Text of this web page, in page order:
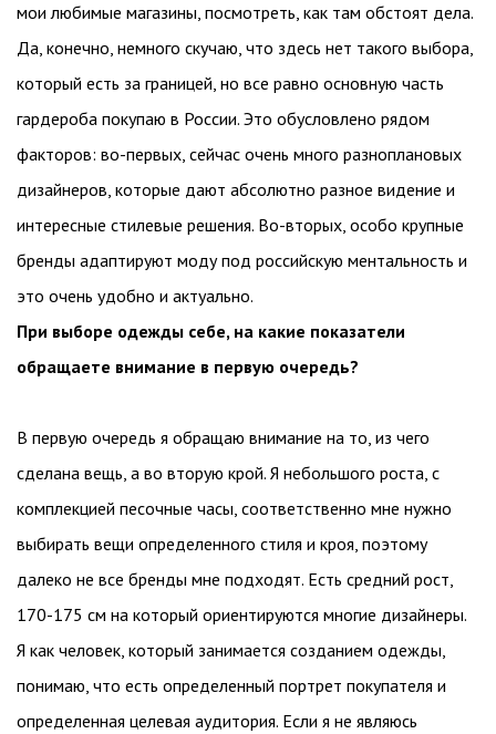
мои любимые магазины, посмотреть, как там обстоят дела.
Да, конечно, немного скучаю, что здесь нет такого выбора,
который есть за границей, но все равно основную часть
гардероба покупаю в России. Это обусловлено рядом
факторов: во-первых, сейчас очень много разноплановых
дизайнеров, которые дают абсолютно разное видение и
интересные стилевые решения. Во-вторых, особо крупные
бренды адаптируют моду под российскую ментальность и
это очень удобно и актуально.
При выборе одежды себе, на какие показатели
обращаете внимание в первую очередь?
В первую очередь я обращаю внимание на то, из чего
сделана вещь, а во вторую крой. Я небольшого роста, с
комплекцией песочные часы, соответственно мне нужно
выбирать вещи определенного стиля и кроя, поэтому
далеко не все бренды мне подходят. Есть средний рост,
170-175 см на который ориентируются многие дизайнеры.
Я как человек, который занимается созданием одежды,
понимаю, что есть определенный портрет покупателя и
определенная целевая аудитория. Если я не являюсь